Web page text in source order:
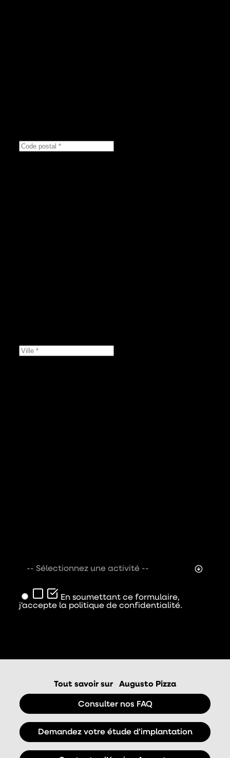
-- Sélectionnez une activité --
En soumettant ce formulaire,
j'accepte la politique de confidentialité.
Tout savoir sur Augusto Pizza
Consulter nos FAQ
Demandez votre étude d’implantation